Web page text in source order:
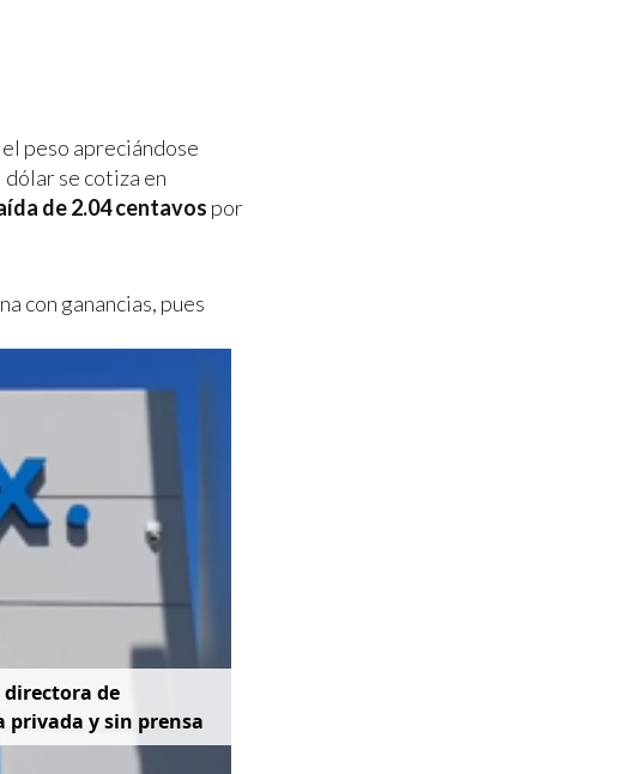
el peso apreciándose
se cotiza en
de 2.04 centavos por
con ganancias, pues
directora de
privada ysin prensa